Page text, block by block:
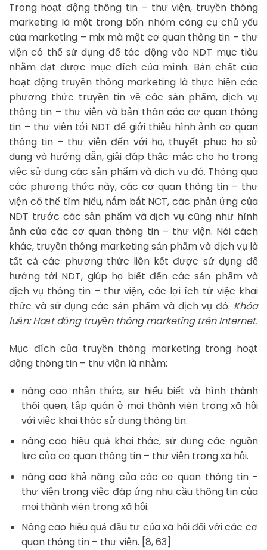
Trong hoạt động thông tin – thư viện, truyền thông
marketing là một trong bốn nhóm công cụ chủ yếu
của marketing – mix mà một cơ quan thông tin – thư
viện có thể sử dụng để tác động vào NDT mục tiêu
nhằm đạt được mục đích của mình. Bản chất của
hoạt động truyền thông marketing là thực hiện các
phương thức truyền tin về các sản phẩm, dịch vụ
thông tin – thư viện và bản thân các cơ quan thông
tin – thư viện tới NDT để giới thiệu hình ảnh cơ quan
thông tin – thư viện đến với họ, thuyết phục họ sử
dụng và hướng dẫn, giải đáp thắc mắc cho họ trong
việc sử dụng các sản phẩm và dịch vụ đó. Thông qua
các phương thức này, các cơ quan thông tin – thư
viện có thể tìm hiểu, nắm bắt NCT, các phản ứng của
NDT trước các sản phẩm và dịch vụ cũng như hình
ảnh của các cơ quan thông tin – thư viện. Nói cách
khác, truyền thông marketing sản phẩm và dịch vụ là
tất cả các phương thức liên kết được sử dụng để
hướng tới NDT, giúp họ biết đến các sản phẩm và
dịch vụ thông tin – thư viện, các lợi ích từ việc khai
thức và sử dụng các sản phẩm và dịch vụ đó. Khóa
luận: Hoạt động truyền thông marketing trên Internet.
Mục đích của truyền thông marketing trong hoạt
động thông tin – thư viện là nhằm:
nâng cao nhận thức, sự hiểu biết và hình thành
thói quen, tập quán ở mọi thành viên trong xã hội
với việc khai thác sử dụng thông tin.
nâng cao hiệu quả khai thác, sử dụng các nguồn
lực của cơ quan thông tin – thư viện trong xã hội.
nâng cao khả năng của các cơ quan thông tin –
thư viện trong việc đáp ứng nhu cầu thông tin của
mọi thành viên trong xã hội.
Nâng cao hiệu quả đầu tư của xã hội đối với các cơ
quan thông tin – thư viện. [8, 63]